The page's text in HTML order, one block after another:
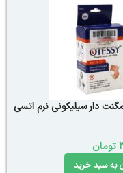
مگنت دار سیلیکونی نرم اتسی
تومان
به سبد خرید